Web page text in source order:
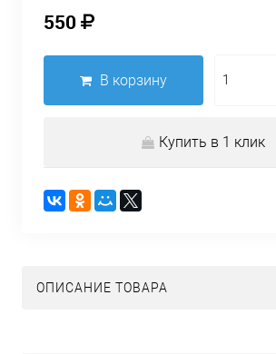
550
В корзину
Купить в 1 клик
ОПИСАНИЕ ТОВАРА